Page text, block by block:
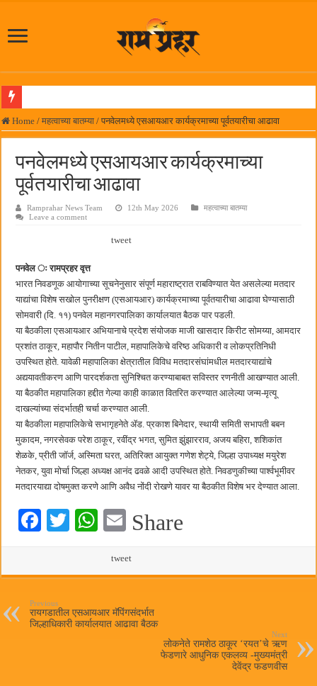
आमदार प्रशांत ठाकूर यांच्या उपस्थितीत विद्यार्थ्यांना रेनकोट, शिक्षकांना छत्री वाटप
समाजप्रिय नेतृत्व आमदार प्रशांत ठाकूर यांच्या वाढदिवसानिमित्त राज्यभरातून शुभेच्छांचा वर्षाव
पनवेलमध्ये ८ ऑगस्टला महारोजगार मेळावा
सर्वात मोठ्या दिवाळी अंक स्पर्धेचा निकाल जाहीर
हर घर तिरंगा अभियानासंदर्भात पनवेलमध्ये बैठक
कामोठे येथे समाजोपयोगी वस्तूंच्या वाटपाचा उपक्रम
छत्रपती शिवाजी महाराज महाराजस्व समाधान शिबिरास पनवेलमध्ये उत्स्फूर्त प्रतिसाद
Home / महत्वाच्या बातम्या / पनवेलमध्ये एसआयआर कार्यक्रमाच्या पूर्वतयारीचा आढावा
पनवेलमध्ये एसआयआर कार्यक्रमाच्या
पूर्वतयारीचा आढावा
Ramprahar News Team 12th May 2026
महत्वाच्या बातम्या
Leave a comment
tweet
पनवेल ः रामप्रहर वृत्त
भारत निवडणूक आयोगाच्या सूचनेनुसार संपूर्ण महाराष्ट्रात राबविण्यात येत असलेल्या मतदार
याद्यांचा विशेष सखोल पुनरीक्षण (एसआयआर) कार्यक्रमाच्या पूर्वतयारीचा आढावा घेण्यासाठी
सोमवारी (दि. ११) पनवेल महानगरपालिका कार्यालयात बैठक पार पडली.
या बैठकीला एसआयआर अभियानाचे प्रदेश संयोजक माजी खासदार किरीट सोमय्या, आमदार
प्रशांत ठाकूर, महापौर नितीन पाटील, महापालिकेचे वरिष्ठ अधिकारी व लोकप्रतिनिधी
उपस्थित होते. यावेळी महापालिका क्षेत्रातील विविध मतदारसंघांमधील मतदारयाद्यांचे
अद्ययावतीकरण आणि पारदर्शकता सुनिश्चित करण्याबाबत सविस्तर रणनीती आखण्यात आली.
या बैठकीत महापालिका हद्दीत गेल्या काही काळात वितरित करण्यात आलेल्या जन्म-मृत्यू
दाखल्यांच्या संदर्भातही चर्चा करण्यात आली.
या बैठकीला महापालिकेचे सभागृहनेते ॲड. प्रकाश बिनेदार, स्थायी समिती सभापती बबन
मुकादम, नगरसेवक परेश ठाकूर, रवींद्र भगत, सुमित झुंझारराव, अजय बहिरा, शशिकांत
शेळके, प्रीती जॉर्ज, अस्मिता घरत, अतिरिक्त आयुक्त गणेश शेट्ये, जिल्हा उपाध्यक्ष मयुरेश
नेतकर, युवा मोर्चा जिल्हा अध्यक्ष आनंद ढवळे आदी उपस्थित होते. निवडणुकीच्या पार्श्वभूमीवर
मतदारयाद्या दोषमुक्त करणे आणि अवैध नोंदी रोखणे यावर या बैठकीत विशेष भर देण्यात आला.
Fa T
W
ts
pp
E
ail
Share
tweet
Previous
रायगडातील एसआयआर मॅपिंगसंदर्भात
जिल्हाधिकारी कार्यालयात आढावा बैठक
Next
लोकनेते रामशेठ ठाकूर ‌‘रयत‌’चे ऋण
फेडणारे आधुनिक एकलव्य -मुख्यमंत्री
देवेंद्र फडणवीस